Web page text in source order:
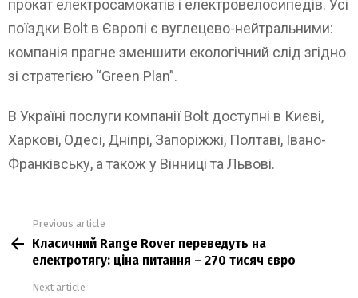
прокат електросамокатів і електровелосипедів. Усі
поїздки Bolt в Європі є вуглецево-нейтральними:
компанія прагне зменшити екологічний слід згідно
зі стратегією “Green Plan”.
В Україні послуги компанії Bolt доступні в Києві,
Харкові, Одесі, Дніпрі, Запоріжжі, Полтаві, Івано-
Франківську, а також у Вінниці та Львові.
more
Previous article
Класичний Range Rover переведуть на
електротягу: ціна питання – 270 тисяч євро
Next article